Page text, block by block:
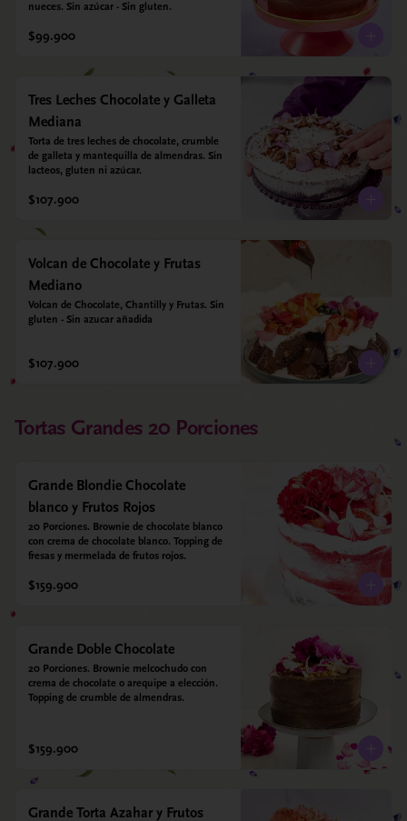
nueces. Sin azúcar - Sin gluten.
$99.900
Tres Leches Chocolate y Galleta
Mediana
Torta de tres leches de chocolate, crumble
de galleta y mantequilla de almendras. Sin
lacteos, gluten ni azúcar.
$107.900
Volcan de Chocolate y Frutas
Mediano
Volcan de Chocolate, Chantilly y Frutas. Sin
gluten - Sin azucar añadida
$107.900
Tortas Grandes 20 Porciones
Grande Blondie Chocolate
blanco y Frutos Rojos
20 Porciones. Brownie de chocolate blanco
con crema de chocolate blanco. Topping de
fresas y mermelada de frutos rojos.
$159.900
Grande Doble Chocolate
20 Porciones. Brownie melcochudo con
crema de chocolate o arequipe a elección.
Topping de crumble de almendras.
$159.900
Grande Torta Azahar y Frutos